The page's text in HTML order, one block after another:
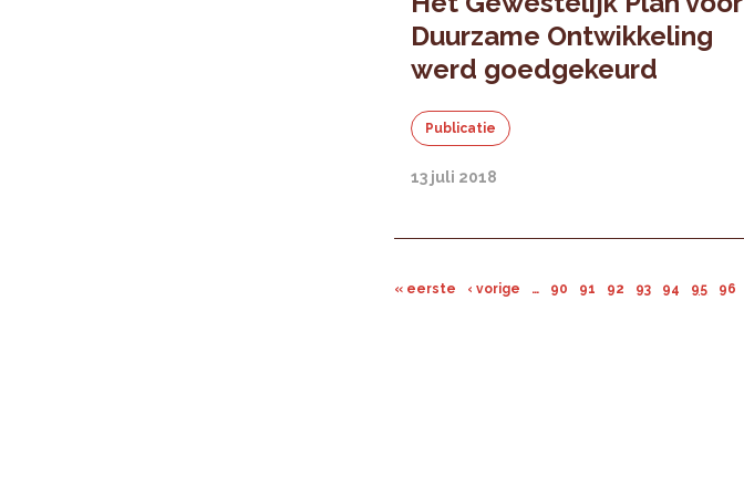
Duurzame Ontwikkeling
werd goedgekeurd
Publicatie
13 juli 2018
« eerste ‹ vorige … 90 91 92 93 94 95 96